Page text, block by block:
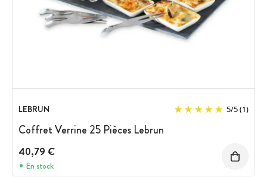
LEBRUN 5/5(1)
Coffret Verrine 25 Pièces Lebrun
40,79 €
En stock